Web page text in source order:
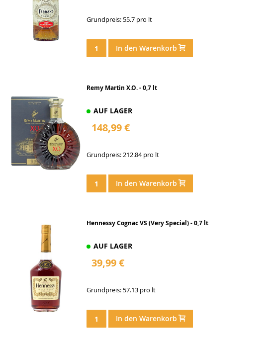
Grundpreis: 55.7 pro lt
In den Warenkorb
Remy Martin X.O. - 0,7 lt
AUF LAGER
148,99 €
Grundpreis: 212.84 pro lt
In den Warenkorb
Hennessy Cognac VS (Very Special) - 0,7 lt
AUF LAGER
39,99 €
Grundpreis: 57.13 pro lt
In den Warenkorb